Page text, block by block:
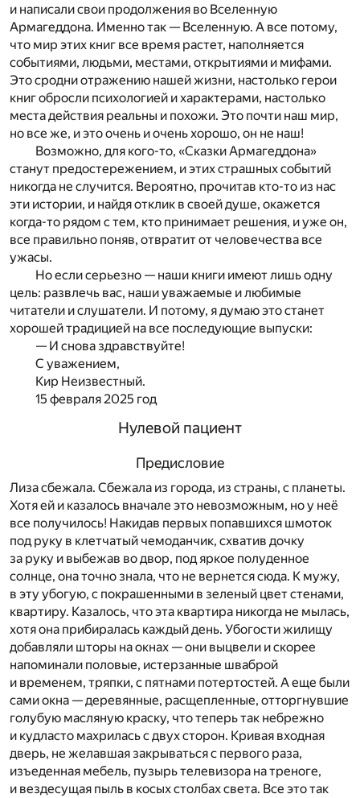
и написали свои продолжения во Вселенную
Армагеддона. Именно так — Вселенную. А все потому,
что мир этих книг все время растет, наполняется
событиями, людьми, местами, открытиями и мифами.
Это сродни отражению нашей жизни, настолько герои
книг обросли психологией и характерами, настолько
места действия реальны и похожи. Это почти наш мир,
но все же, и это очень и очень хорошо, он не наш!
Возможно, для кого-то, «Сказки Армагеддона»
станут предостережением, и этих страшных событий
никогда не случится. Вероятно, прочитав кто-то из нас
эти истории, и найдя отклик в своей душе, окажется
когда-то рядом с тем, кто принимает решения, и уже он,
все правильно поняв, отвратит от человечества все
ужасы.
Но если серьезно — наши книги имеют лишь одну
цель: развлечь вас, наши уважаемые и любимые
читатели и слушатели. И потому, я думаю это станет
хорошей традицией на все последующие выпуски:
— И снова здравствуйте!
С уважением,
Кир Неизвестный.
15 февраля 2025 год
Нулевой пациент
Предисловие
Лиза сбежала. Сбежала из города, из страны, с планеты.
Хотя ей и казалось вначале это невозможным, но у неё
все получилось! Накидав первых попавшихся шмоток
под руку в клетчатый чемоданчик, схватив дочку
за руку и выбежав во двор, под яркое полуденное
солнце, она точно знала, что не вернется сюда. К мужу,
в эту убогую, с покрашенными в зеленый цвет стенами,
квартиру. Казалось, что эта квартира никогда не мылась,
хотя она прибиралась каждый день. Убогости жилищу
добавляли шторы на окнах — они выцвели и скорее
напоминали половые, истерзанные шваброй
и временем, тряпки, с пятнами потертостей. А еще были
сами окна — деревянные, расщепленные, отторгнувшие
голубую масляную краску, что теперь так небрежно
и кудласто махрилась с двух сторон. Кривая входная
дверь, не желавшая закрываться с первого раза,
изъеденная мебель, пузырь телевизора на треноге,
и вездесущая пыль в косых столбах света. Все это так